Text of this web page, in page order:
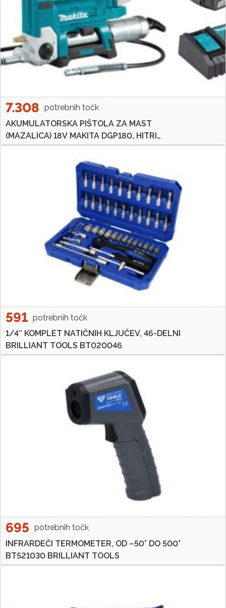
7.308 potrebnih točk
AKUMULATORSKA PIŠTOLA ZA MAST
(MAZALICA) 18V MAKITA DGP180, HITRI
POLNILEC, BATERIJA 3AH
591 potrebnih točk
1/4″ KOMPLET NATIČNIH KLJUČEV, 46-DELNI
BRILLIANT TOOLS BT020046
695 potrebnih točk
INFRARDEČI TERMOMETER, OD –50° DO 500°
BT521030 BRILLIANT TOOLS